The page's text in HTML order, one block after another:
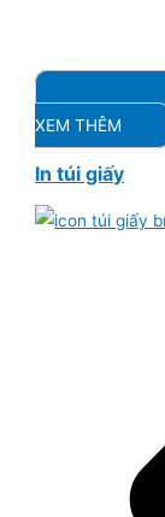
XEM THÊM
In túi giấy